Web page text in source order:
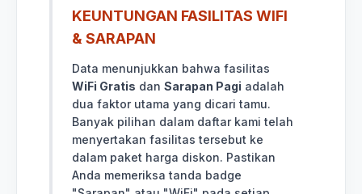
KEUNTUNGAN FASILITAS WIFI
& SARAPAN
Data menunjukkan bahwa fasilitas
WiFi Gratis dan Sarapan Pagi adalah
dua faktor utama yang dicari tamu.
Banyak pilihan dalam daftar kami telah
menyertakan fasilitas tersebut ke
dalam paket harga diskon. Pastikan
Anda memeriksa tanda badge